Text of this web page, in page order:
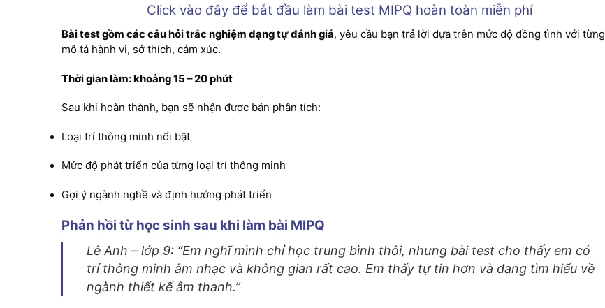
Click vào đây để bắt đầu làm bài test MIPQ hoàn toàn miễn phí
Bài test gồm các câu hỏi trắc nghiệm dạng tự đánh giá, yêu cầu bạn trả lời dựa trên mức độ đồng tình với từng
mô tả hành vi, sở thích, cảm xúc.
Thời gian làm: khoảng 15 – 20 phút
Sau khi hoàn thành, bạn sẽ nhận được bản phân tích:
Loại trí thông minh nổi bật
Mức độ phát triển của từng loại trí thông minh
Gợi ý ngành nghề và định hướng phát triển
Phản hồi từ học sinh sau khi làm bài MIPQ
Lê Anh – lớp 9: “Em nghĩ mình chỉ học trung bình thôi, nhưng bài test cho thấy em có
trí thông minh âm nhạc và không gian rất cao. Em thấy tự tin hơn và đang tìm hiểu về
ngành thiết kế âm thanh.”